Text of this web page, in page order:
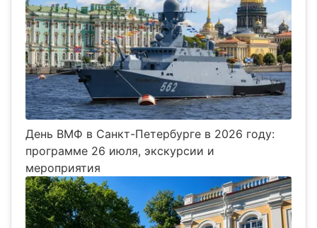
День ВМФ в Санкт-Петербурге в 2026 году:
программе 26 июля, экскурсии и
мероприятия